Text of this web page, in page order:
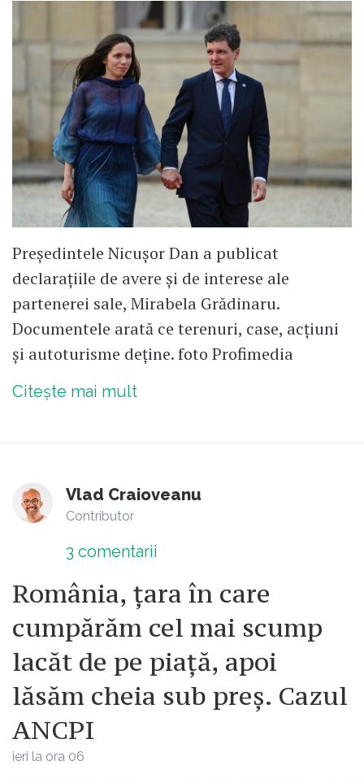
Președintele Nicușor Dan a publicat
declarațiile de avere și de interese ale
partenerei sale, Mirabela Grădinaru.
Documentele arată ce terenuri, case, acțiuni
și autoturisme deține. foto Profimedia
Citește mai mult
Vlad Craioveanu
Contributor
3 comentarii
România, țara în care
cumpărăm cel mai scump
lacăt de pe piață, apoi
lăsăm cheia sub preș. Cazul
ANCPI
ieri la ora 06